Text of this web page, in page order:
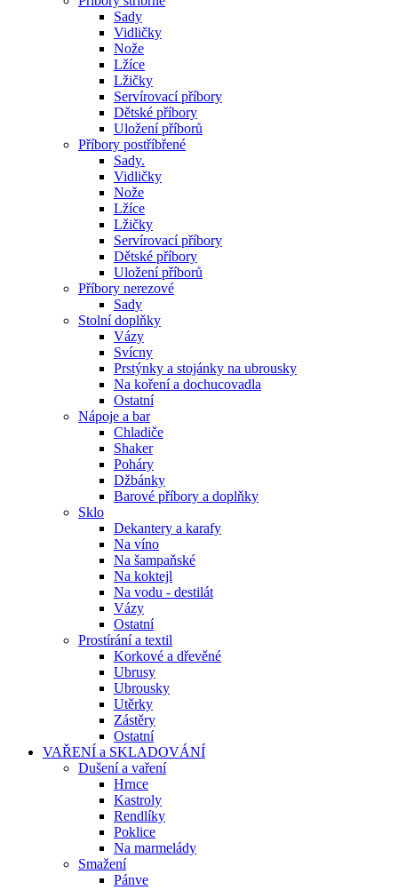
Sady
Vidličky
Nože
Lžíce
Lžičky
Servírovací příbory
Dětské příbory
Uložení příborů
Příbory postříbřené
Sady.
Vidličky
Nože
Lžíce
Lžičky
Servírovací příbory
Dětské příbory
Uložení příborů
Příbory nerezové
Sady
Stolní doplňky
Vázy
Svícny
Prstýnky a stojánky na ubrousky
Na koření a dochucovadla
Ostatní
Nápoje a bar
Chladiče
Shaker
Poháry
Džbánky
Barové příbory a doplňky
Sklo
Dekantery a karafy
Na víno
Na šampaňské
Na koktejl
Na vodu - destilát
Vázy
Ostatní
Prostírání a textil
Korkové a dřevěné
Ubrusy
Ubrousky
Utěrky
Zástěry
Ostatní
VAŘENÍ a SKLADOVÁNÍ
Dušení a vaření
Hrnce
Kastroly
Rendlíky
Poklice
Na marmelády
Smažení
Pánve